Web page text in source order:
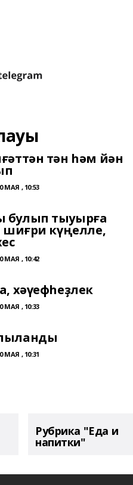
тән һәм йән
МАЯ , 10:53
булып тыуырға
шиғри күңелле,
МАЯ , 10:42
хәүефһеҙлек
МАЯ , 10:33
МАЯ , 10:31
Рубрика "Еда и
напитки"